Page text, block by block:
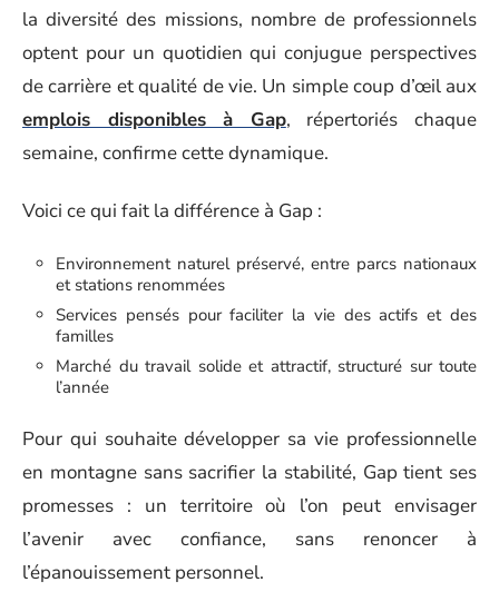
la diversité des missions, nombre de professionnels
optent pour un quotidien qui conjugue perspectives
de carrière et qualité de vie. Un simple coup d’œil aux
emplois disponibles à Gap, répertoriés chaque
semaine, confirme cette dynamique.
Voici ce qui fait la différence à Gap :
Environnement naturel préservé, entre parcs nationaux
et stations renommées
Services pensés pour faciliter la vie des actifs et des
familles
Marché du travail solide et attractif, structuré sur toute
l’année
Pour qui souhaite développer sa vie professionnelle
en montagne sans sacrifier la stabilité, Gap tient ses
promesses : un territoire où l’on peut envisager
l’avenir avec confiance, sans renoncer à
l’épanouissement personnel.